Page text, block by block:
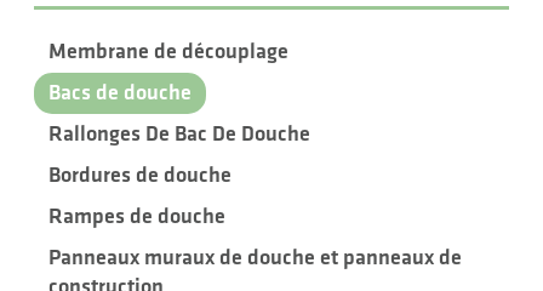
Membrane de découplage
Bacs de douche
Rallonges De Bac De Douche
Bordures de douche
Rampes de douche
Panneaux muraux de douche et panneaux de